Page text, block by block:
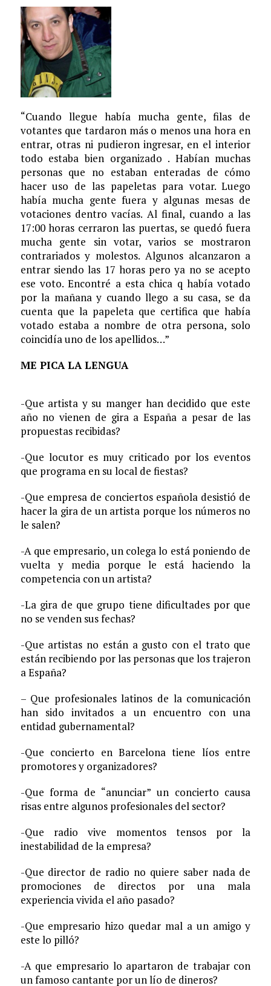
“Cuando llegue había mucha gente, filas de
votantes que tardaron más o menos una hora en
entrar, otras ni pudieron ingresar, en el interior
todo estaba bien organizado . Habían muchas
personas que no estaban enteradas de cómo
hacer uso de las papeletas para votar. Luego
había mucha gente fuera y algunas mesas de
votaciones dentro vacías. Al final, cuando a las
17:00 horas cerraron las puertas, se quedó fuera
mucha gente sin votar, varios se mostraron
contrariados y molestos. Algunos alcanzaron a
entrar siendo las 17 horas pero ya no se acepto
ese voto. Encontré a esta chica q había votado
por la mañana y cuando llego a su casa, se da
cuenta que la papeleta que certifica que había
votado estaba a nombre de otra persona, solo
coincidía uno de los apellidos…”
ME PICA LA LENGUA
-Que artista y su manger han decidido que este
año no vienen de gira a España a pesar de las
propuestas recibidas?
-Que locutor es muy criticado por los eventos
que programa en su local de fiestas?
-Que empresa de conciertos española desistió de
hacer la gira de un artista porque los números no
le salen?
-A que empresario, un colega lo está poniendo de
vuelta y media porque le está haciendo la
competencia con un artista?
-La gira de que grupo tiene dificultades por que
no se venden sus fechas?
-Que artistas no están a gusto con el trato que
están recibiendo por las personas que los trajeron
a España?
– Que profesionales latinos de la comunicación
han sido invitados a un encuentro con una
entidad gubernamental?
-Que concierto en Barcelona tiene líos entre
promotores y organizadores?
-Que forma de “anunciar” un concierto causa
risas entre algunos profesionales del sector?
-Que radio vive momentos tensos por la
inestabilidad de la empresa?
-Que director de radio no quiere saber nada de
promociones de directos por una mala
experiencia vivida el año pasado?
-Que empresario hizo quedar mal a un amigo y
este lo pilló?
-A que empresario lo apartaron de trabajar con
un famoso cantante por un lío de dineros?